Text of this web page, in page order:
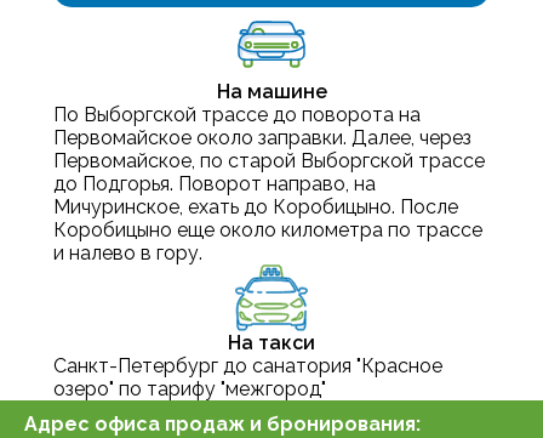
На машине
По Выборгской трассе до поворота на
Первомайское около заправки. Далее, через
Первомайское, по старой Выборгской трассе
до Подгорья. Поворот направо, на
Мичуринское, ехать до Коробицыно. После
Коробицыно еще около километра по трассе
и налево в гору.
На такси
Санкт-Петербург до санатория "Красное
озеро" по тарифу "межгород"
Адрес офиса продаж и бронирования: